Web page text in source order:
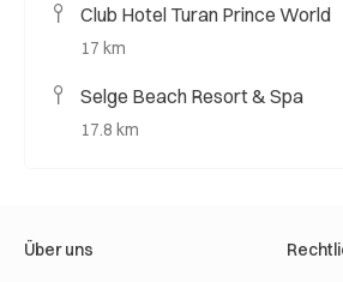
Club Hotel Turan Prince World
17 km
Selge Beach Resort & Spa
17.8 km
Über uns